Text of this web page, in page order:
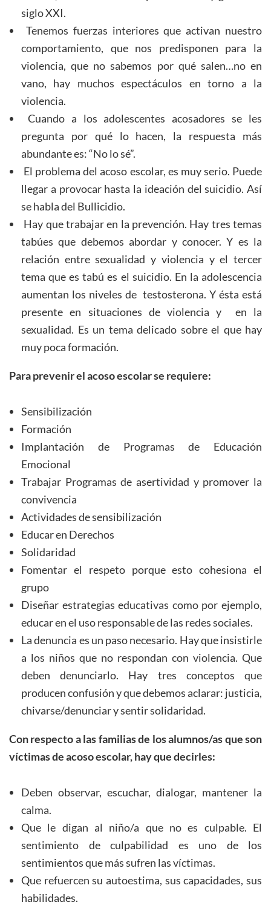
siglo XXI.
Tenemos fuerzas interiores que activan nuestro
comportamiento, que nos predisponen para la
violencia, que no sabemos por qué salen…no en
vano, hay muchos espectáculos en torno a la
violencia.
Cuando a los adolescentes acosadores se les
pregunta por qué lo hacen, la respuesta más
abundante es: “No lo sé”.
El problema del acoso escolar, es muy serio. Puede
llegar a provocar hasta la ideación del suicidio. Así
se habla del Bullicidio.
Hay que trabajar en la prevención. Hay tres temas
tabúes que debemos abordar y conocer. Y es la
relación entre sexualidad y violencia y el tercer
tema que es tabú es el suicidio. En la adolescencia
aumentan los niveles de testosterona. Y ésta está
presente en situaciones de violencia y en la
sexualidad. Es un tema delicado sobre el que hay
muy poca formación.
Para prevenir el acoso escolar se requiere:
Sensibilización
Formación
Implantación de Programas de Educación
Emocional
Trabajar Programas de asertividad y promover la
convivencia
Actividades de sensibilización
Educar en Derechos
Solidaridad
Fomentar el respeto porque esto cohesiona el
grupo
Diseñar estrategias educativas como por ejemplo,
educar en el uso responsable de las redes sociales.
La denuncia es un paso necesario. Hay que insistirle
a los niños que no respondan con violencia. Que
deben denunciarlo. Hay tres conceptos que
producen confusión y que debemos aclarar: justicia,
chivarse/denunciar y sentir solidaridad.
Con respecto a las familias de los alumnos/as que son
víctimas de acoso escolar, hay que decirles:
Deben observar, escuchar, dialogar, mantener la
calma.
Que le digan al niño/a que no es culpable. El
sentimiento de culpabilidad es uno de los
sentimientos que más sufren las víctimas.
Que refuercen su autoestima, sus capacidades, sus
habilidades.